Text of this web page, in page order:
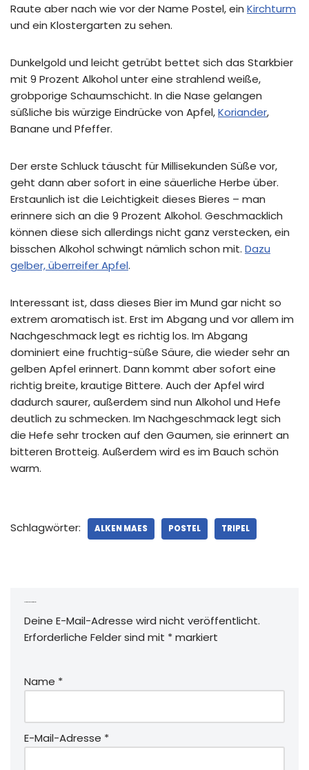
Raute aber nach wie vor der Name Postel, ein Kirchturm
und ein Klostergarten zu sehen.
Dunkelgold und leicht getrübt bettet sich das Starkbier
mit 9 Prozent Alkohol unter eine strahlend weiße,
grobporige Schaumschicht. In die Nase gelangen
süßliche bis würzige Eindrücke von Apfel,Koriander,
Banane und Pfeffer.
Der erste Schluck täuscht für Millisekunden Süße vor,
geht dann aber sofort in eine säuerliche Herbe über.
Erstaunlich ist die Leichtigkeit dieses Bieres – man
erinnere sich an die 9 Prozent Alkohol. Geschmacklich
können diese sich allerdings nicht ganz verstecken, ein
bisschen Alkohol schwingt nämlich schon mit. Dazu
gelber, überreifer Apfel.
Interessant ist, dass dieses Bier im Mund gar nicht so
extrem aromatisch ist. Erst im Abgang und vor allem im
Nachgeschmack legt es richtig los. Im Abgang
dominiert eine fruchtig-süße Säure, die wieder sehr an
gelben Apfel erinnert. Dann kommt aber sofort eine
richtig breite, krautige Bittere. Auch der Apfel wird
dadurch saurer, außerdem sind nun Alkohol und Hefe
deutlich zu schmecken. Im Nachgeschmack legt sich
die Hefe sehr trocken auf den Gaumen, sie erinnert an
bitteren Brotteig. Außerdem wird es im Bauch schön
warm.
Schlagwörter: ALKEN MAES POSTEL TRIPEL
Deine E-Mail-Adresse wird nicht veröffentlicht.
Erforderliche Felder sind mit *markiert
Name *
E-Mail-Adresse *